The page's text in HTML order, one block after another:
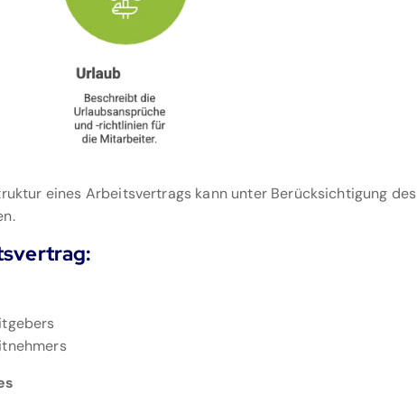
eines Arbeitsvertrags kann unter Berücksichtigung des